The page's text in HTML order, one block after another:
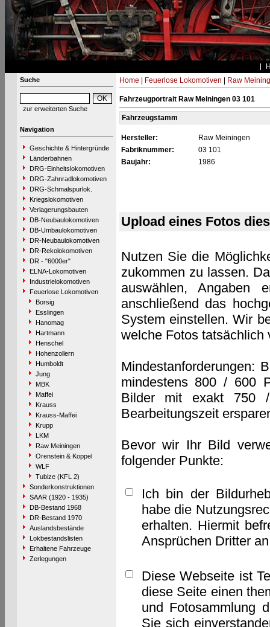
Suche
zur erweiterten Suche
Navigation
Geschichte & Hintergründe
Länderbahnen
DRG-Einheitslokomotiven
DRG-Zahnradlokomotiven
DRG-Schmalspurlok.
Kriegslokomotiven
Verlagerungsbauten
DB-Neubaulokomotiven
DB-Umbaulokomotiven
DR-Neubaulokomotiven
DR-Rekolokomotiven
DR - "6000er"
ELNA-Lokomotiven
Industrielokomotiven
Feuerlose Lokomotiven
Borsig
Esslingen
Hanomag
Hartmann
Henschel
Hohenzollern
Humboldt
Jung
MBK
Maffei
Krauss
Krauss-Maffei
Krupp
LKM
Raw Meiningen
Orenstein & Koppel
WLF
Tubize (KFL 2)
Sonderkonstruktionen
SAAR (1920 - 1935)
DB-Bestand 1968
DR-Bestand 1970
Auslandsbestände
Lokbestandslisten
Erhaltene Fahrzeuge
Zerlegungen
Home Feuerlose Lokomotiven Raw
Fahrzeugportrait Raw Meiningen 03 101
Fahrzeugstamm
Hersteller:
Raw Meiningen
Fabriknummer:
03 101
Baujahr:
1986
Upload eines Fotos
Nutzen Sie die
zukommen zu lassen.
auswählen, Angaben
anschließend das
System einstellen. Wir
welche Fotos tatsächlich
Mindestanforderungen:
mindestens 800 / 600
Bilder mit exakt 750
Bearbeitungszeit
Bevor wir Ihr Bild
folgender Punkte:
Ich bin der
habe die
erhalten. Hiermit
Ansprüchen Dritter
Diese Webseite ist
diese Seite einen
und Fotosammlung
Sie sich